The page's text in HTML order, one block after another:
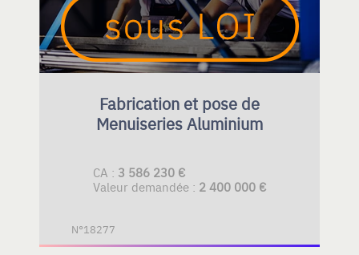
Fabrication et pose de
Menuiseries Aluminium
CA : 3 586 230 €
Valeur demandée : 2 400 000 €
N°18277